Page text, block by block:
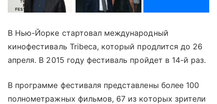
В Нью-Йорке стартовал международный
кинофестиваль Tribeca, который продлится до 26
апреля. В 2015 году фестиваль пройдет в 14-й раз.
В программе фестиваля представлены более 100
полнометражных фильмов, 67 из которых зрители